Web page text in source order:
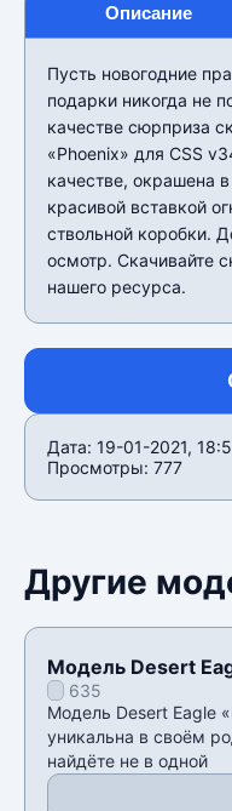
Описание
Пусть новогодние
подарки никогда не
качестве сюрприза
«Phoenix» для CSS
качестве, окрашена
красивой вставкой
ствольной коробки.
осмотр. Скачивайте
нашего ресурса.
Дата: 19-01-2021,
Просмотры: 777
Другие
Модель Desert
CSS v34
635
Модель Desert Eagle
уникальна в своём
найдёте не в одной